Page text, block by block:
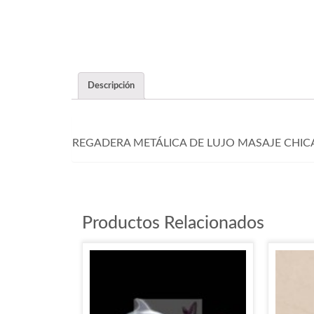
Descripción
REGADERA METÁLICA DE LUJO MASAJE
Productos Relacionados